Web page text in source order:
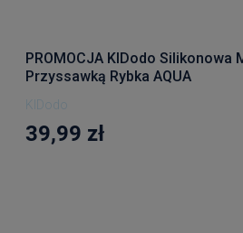
PROMOCJA KIDodo Silikonowa
Przyssawką Rybka AQUA
KIDodo
39,99 zł